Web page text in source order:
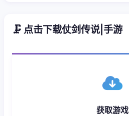
🗜️ 点击下载仗剑传说|手游
获取游戏